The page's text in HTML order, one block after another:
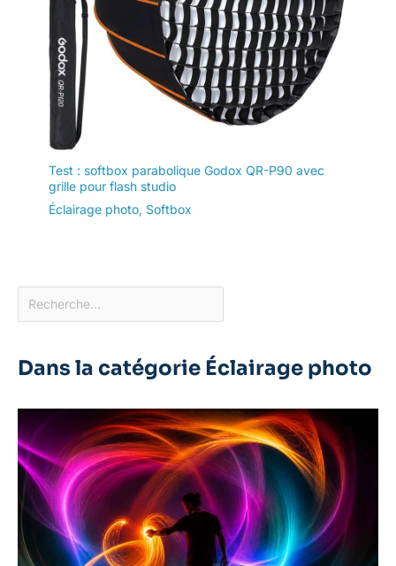
Test : softbox parabolique Godox QR-P90 avec
grille pour flash studio
Éclairage photo, Softbox
Dans la catégorie Éclairage photo